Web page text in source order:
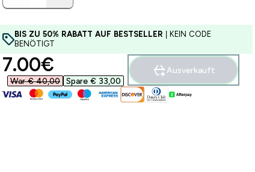
BIS ZU 50% RABATT AUF BESTSELLER | KEIN CODE
BENÖTIGT
discounted price
7.00€‎
War € 40,00‎ Spare € 33,00‎
Ausverkauft